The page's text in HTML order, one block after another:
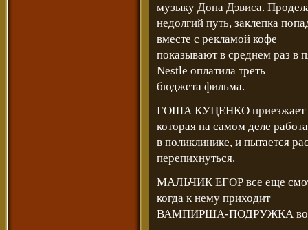
музыку Дона Дэвиса.
недолгий путь, заклепка
вместе с рекламой кофе
показывают в среднем раз в
Nestle оплатила треть
бюджета фильма.
ГОША КУЦЕНКО
которая на самом деле
в поликлинике, и пытается
перепихнуться.
МАЛЬЧИК ЕГОР все еще
когда к нему приходит
ВАМПИРША-ПОДРУЖКА